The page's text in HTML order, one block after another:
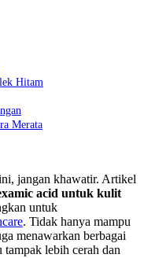
Hitam
Merata
jangan khawatir. Artikel
acid untuk kulit
untuk
. Tidak hanya mampu
menawarkan berbagai
lebih cerah dan